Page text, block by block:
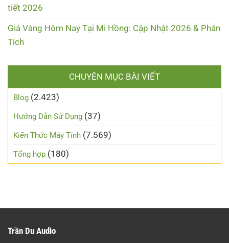
tiết 2026
Giá Vàng Hôm Nay Tại Mi Hồng: Cập Nhật 2026 & Phân
Tích
CHUYÊN MỤC BÀI VIẾT
Blog (2.423)
Hướng Dẫn Sử Dụng (37)
Kiến Thức Máy Tính (7.569)
Tổng hợp (180)
Trần Du Audio